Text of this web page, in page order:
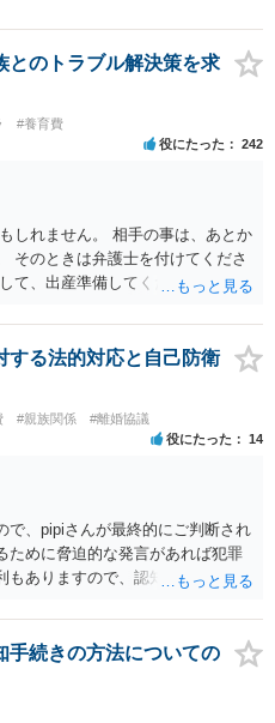
対応可】
とのトラブル解決策を求
#養育費
役にたった 242
しれません。 相手の事は、あとか
そのときは弁護士を付けてくださ
て、出産準備してください。
する法的対応と自己防衛
#親族関係 #離婚協議
役にたった 14
で、pipiさんが最終的にご判断され
ために脅迫的な発言があれば犯罪
もありますので、認知等につきお
手続きの方法についての